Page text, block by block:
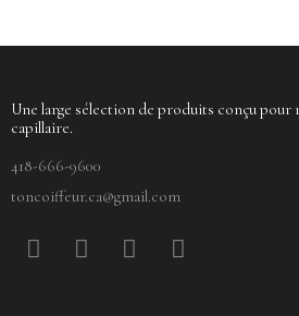
Une large sélection de produits conçu
capillaire.
418-666-9600
toncoiffeur.ca@gmail.com
F
a
P
i
Y
o
I
n